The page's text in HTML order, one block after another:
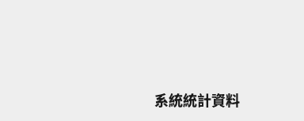
系統統計資料